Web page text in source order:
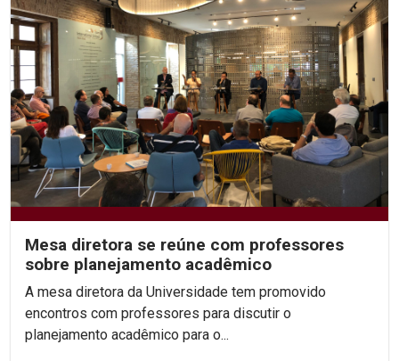
Mesa diretora se reúne com professores
sobre planejamento acadêmico
A mesa diretora da Universidade tem promovido
encontros com professores para discutir o
planejamento acadêmico para o...